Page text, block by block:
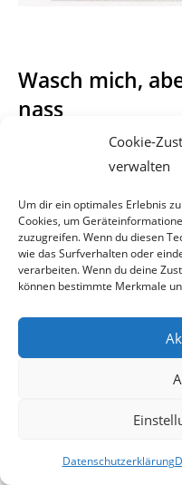
Cookie-
verwalten
Um dir ein optimales Erlebnis
Cookies, um
zuzugreifen. Wenn du diesen
wie das Surfverhalten oder
verarbeiten. Wenn du deine
können bestimmte Merkmale
Datenschutzerklärung
Wasch mich,
nass
Aus der gesamten
Anfrage, ist keine
wort zu erkennen.
Es wird lapidar auf die
Gleichbehandlungsgesetz
Rechtsweg hingewiesen.
Auf keine einzige Frage
allgemeinen